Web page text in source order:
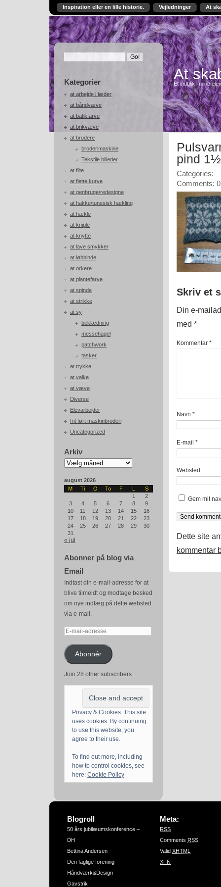
Inspiration eller en lille historie. Vejledninger At
Kategorier
at arbejde i læder
at båndvæve
at batikfarve
at brikvæve
at brodere
broderimaskine
Tekstile billeder
at filte
at flette kurve
at genbruge/redesigne
at hakke/tunesisk hækling
at hækle
at kniple
at knytte
at lave smykker
at løbbinde
at orkere
at plantefarve
at spinde
at strikke
at sy
beklædning
messehagel
patchwork
tasker
at trykke
at valke
at væve
Diverse
Elevarbejder
frit ført maskinbroderi
Uncategorized
Arkiv
Arkiv
august 2026
M
Ti O To F L
S
1
2
3
4 5 6 7 8
9
10
11 12 13 14 15
16
17
18 19 20 21 22
23
24
25 26 27 28 29
30
31
« jul
Abonner på blog via
Email
Indtast din e-mail-adresse for at
blive tilmeldt og modtage besked
om nye indlæg på dette websted
via e-mail.
E-
adresseAbonnér
Join 28 other subscribers
Privacy & Cookies: This site
uses cookies. By continuing
to use this website, you
agree to their use.
To find out more, including
how to control cookies, see
here: Cookie Policy
At
Et indblik i mine
pind 1½
Categories:
Comments: 0
Skriv et
Din e-
med *
Kommentar *
Navn *
E-mail *
Websted
Gem mit
Dette site
kommentar
Blogroll
50 års jubilæumskonference –
DH
Bettina Andersen
Den faglige forening
Håndværk&Design
Gavstrik
Meta:
RSS
Comments RSS
Valid XHTML
XFN